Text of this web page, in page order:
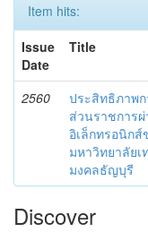
Item hits:
Issue
Date
Title
2560
ประสิทธิภาพก
ส่วนราชการ
อิเล็กทรอนิกส์
มหาวิทยาลัย
มงคลธัญบุรี
Discover